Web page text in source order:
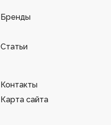
Бренды
Статьи
Контакты
Карта сайта